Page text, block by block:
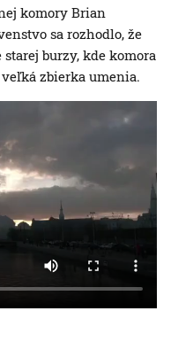
komory Brian
sa rozhodlo, že
burzy, kde komora
zbierka umenia.